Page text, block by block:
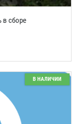
в сборе
В НАЛИЧИИ